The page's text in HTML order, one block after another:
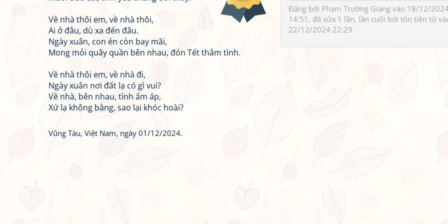
Đăng bởi Phạm Trường Giang vào 18/12/
14:51, đã sửa 1 lần, lần cuối bởi tôn tiền tử
22/12/2024 22:29
Về nhà thôi em, về nhà thôi,
Ai ở đâu, dù xa đến đâu.
Ngày xuân, con én còn bay mãi,
Mong mỏi quây quần bên nhau, đón Tết thắm tình.
Về nhà thôi em, về nhà đi,
Ngày xuân nơi đất lạ có gì vui?
Về nhà, bên nhau, tình ấm áp,
Xứ lạ không bằng, sao lại khóc hoài?
Vũng Tàu, Việt Nam, ngày 01/12/2024.